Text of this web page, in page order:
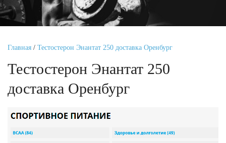
Главная / Тестостерон Энантат 250 доставка Оренбург
Тестостерон Энантат 250
доставка Оренбург